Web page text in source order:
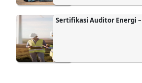
Sertifikasi Auditor Energi –